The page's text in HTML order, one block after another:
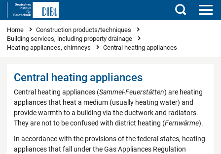
Search
You are here
Home
Construction products/techniques
Building services, including property drainage
Heating appliances, chimneys
Central heating appliances
Central heating appliances
Central heating appliances (Sammel-Feuerstätten) are heating
appliances that heat a medium (usually heating water) and
provide warmth to a building via the ductwork and radiators.
They are not to be confused with district heating (Fernwärme).
In accordance with the provisions of the federal states, heating
appliances that fall under the Gas Appliances Regulation